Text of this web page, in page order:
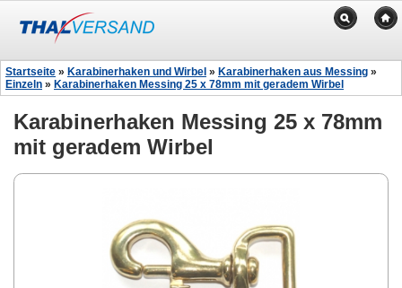
Startseite » Karabinerhaken und Wirbel » Karabinerhaken aus Messing »
Einzeln » Karabinerhaken Messing 25 x 78mm mit geradem Wirbel
Karabinerhaken Messing 25 x 78mm
mit geradem Wirbel